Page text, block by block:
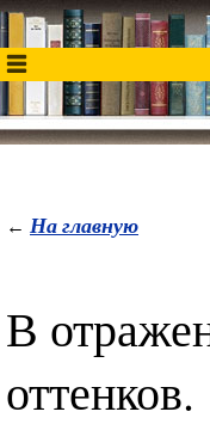
← На главную
В
оттенков.